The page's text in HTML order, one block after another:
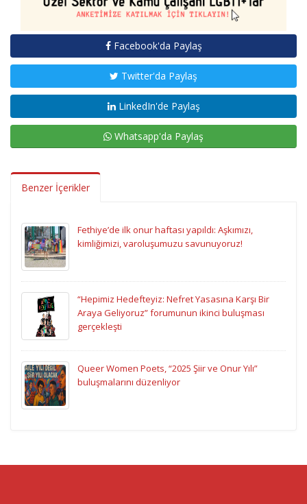
Facebook'da Paylaş
Twitter'da Paylaş
LinkedIn'de Paylaş
Whatsapp'da Paylaş
Benzer İçerikler
Fethiye’de ilk onur haftası yapıldı: Aşkımızı,
kimliğimizi, varoluşumuzu savunuyoruz!
“Hepimiz Hedefteyiz: Nefret Yasasına Karşı Bir
Araya Geliyoruz” forumunun ikinci buluşması
gerçekleşti
Queer Women Poets, “2025 Şiir ve Onur Yılı”
buluşmalarını düzenliyor